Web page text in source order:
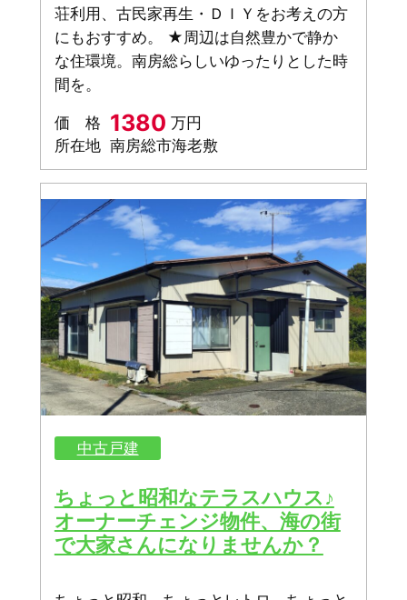
荘利用、古民家再生・ＤＩＹをお考えの方
にもおすすめ。 ★周辺は自然豊かで静か
な住環境。南房総らしいゆったりとした時
間を。
価 格 1380 万円
所在地 南房総市海老敷
中古戸建
ちょっと昭和なテラスハウス♪
オーナーチェンジ物件、海の街
で大家さんになりませんか？